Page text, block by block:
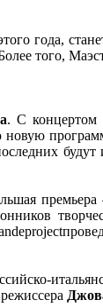
года,
того,
. С концертом